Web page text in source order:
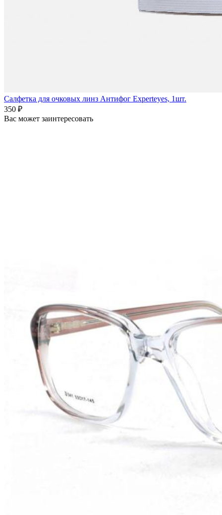
Салфетка для очковых линз Антифог Experteyes, 1шт.
350 ₽
Вас может заинтересовать